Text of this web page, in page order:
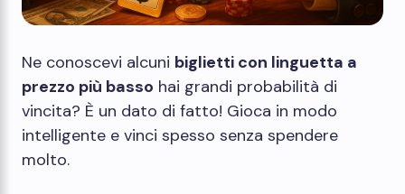
Ne conoscevi alcuni biglietti con linguetta a
prezzo più basso hai grandi probabilità di
vincita? È un dato di fatto! Gioca in modo
intelligente e vinci spesso senza spendere
molto.